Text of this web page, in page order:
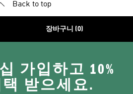
Back to top
장바구니 (0)
가입하고 10%
받으세요.